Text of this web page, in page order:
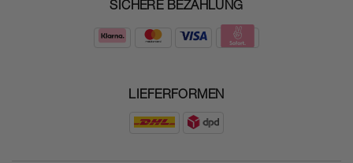
SICHERE BEZAHLUNG
LIEFERFORMEN